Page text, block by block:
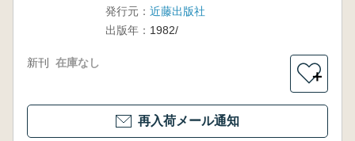
発行元： 近藤出版社
出版年： 1982/
新刊 在庫なし
＋
再入荷メール通知